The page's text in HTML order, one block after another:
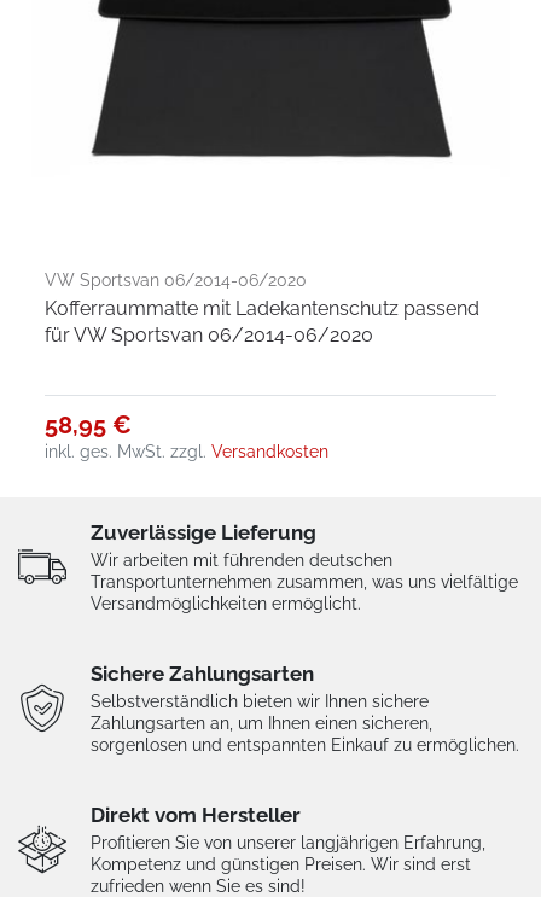
VW Sportsvan 06/2014-06/2020
Kofferraummatte mit Ladekantenschutz passend
für VW Sportsvan 06/2014-06/2020
58,95 €
inkl. ges. MwSt. zzgl.Versandkosten
Zuverlässige Lieferung
Wir arbeiten mit führenden deutschen
Transportunternehmen zusammen, was uns vielfältige
Versandmöglichkeiten ermöglicht.
Sichere Zahlungsarten
Selbstverständlich bieten wir Ihnen sichere
Zahlungsarten an, um Ihnen einen sicheren,
sorgenlosen und entspannten Einkauf zu ermöglichen.
Direkt vom Hersteller
Profitieren Sie von unserer langjährigen Erfahrung,
Kompetenz und günstigen Preisen. Wir sind erst
zufrieden wenn Sie es sind!